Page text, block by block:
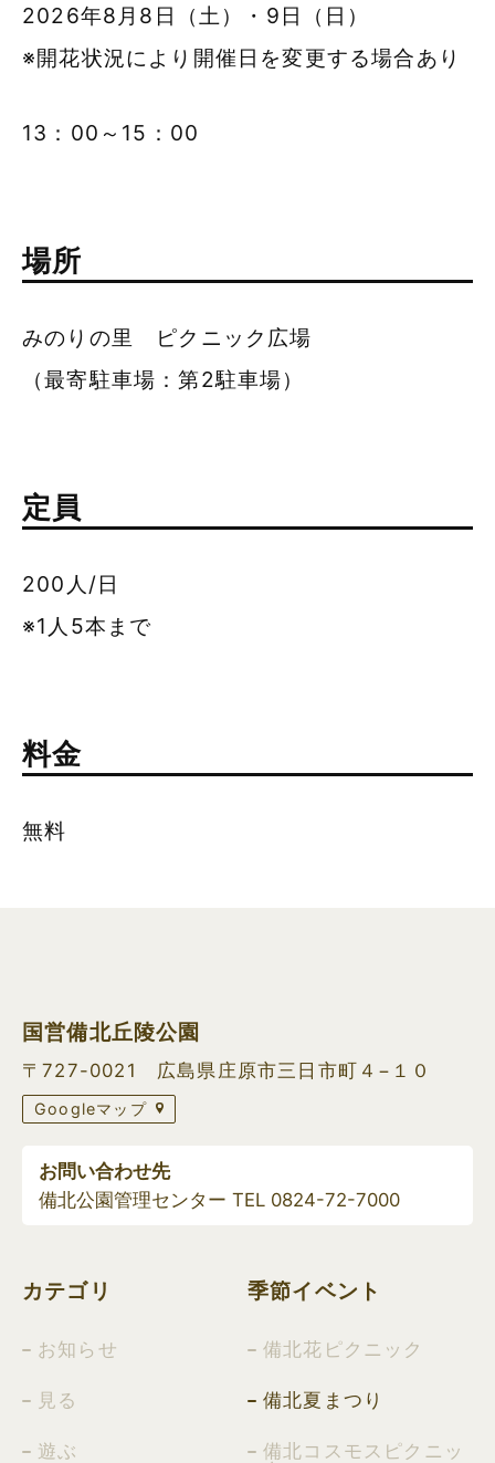
2026年8月8日（土）・9日（日）
※開花状況により開催日を変更する場合あり
13：00～15：00
場所
みのりの里 ピクニック広場
（最寄駐車場：第2駐車場）
定員
200人/日
※1人5本まで
料金
無料
国営備北丘陵公園
〒727-0021 広島県庄原市三日市町４−１０
Googleマップ
お問い合わせ先
備北公園管理センター TEL 0824-72-7000
カテゴリ
お知らせ
見る
遊ぶ
季節イベント
備北花ピクニック
備北夏まつり
備北コスモスピクニッ